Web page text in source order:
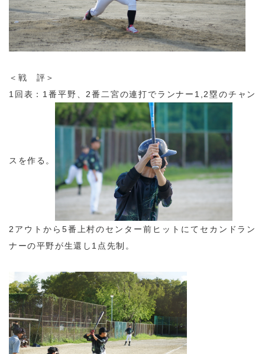
＜戦 評＞
1回表：1番平野、2番二宮の連打でランナー1,2塁のチャン
スを作る。
2アウトから5番上村のセンター前ヒットにてセカンドラン
ナーの平野が生還し1点先制。